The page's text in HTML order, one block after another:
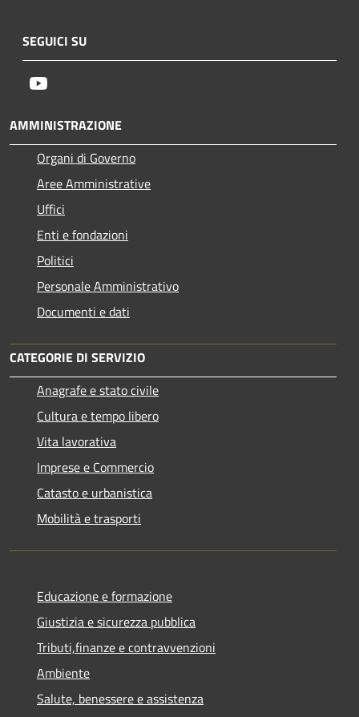
SEGUICI SU
AMMINISTRAZIONE
Organi di Governo
Aree Amministrative
Uffici
Enti e fondazioni
Politici
Personale Amministrativo
Documenti e dati
CATEGORIE DI SERVIZIO
Anagrafe e stato civile
Cultura e tempo libero
Vita lavorativa
Imprese e Commercio
Catasto e urbanistica
Mobilità e trasporti
Educazione e formazione
Giustizia e sicurezza pubblica
Tributi,finanze e contravvenzioni
Ambiente
Salute, benessere e assistenza